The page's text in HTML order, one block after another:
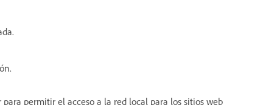
permitir el acceso a la red local para los sitios web